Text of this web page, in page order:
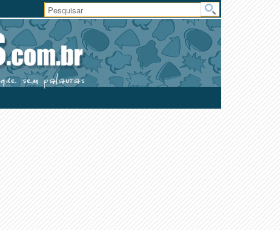
Área
do
Usuário